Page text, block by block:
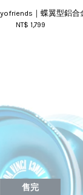
｜蝶翼型鋁合
NT$ 1,799
售完